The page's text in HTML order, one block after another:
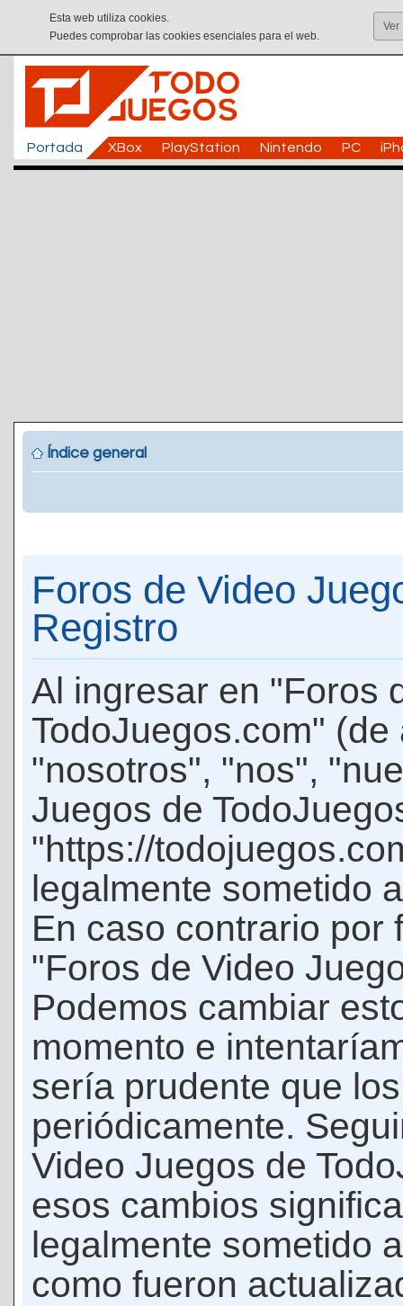
Esta web utiliza cookies.
Puedes comprobar las cookies esenciales para el web.
Ver
Portada XBox PlayStation Nintendo PC
Índice general
Foros de Video
Registro
Al ingresar en "Foros
TodoJuegos.com"
"nosotros", "nos",
Juegos de
"https://
legalmente sometido
En caso contrario por
"Foros de Video
Podemos cambiar
momento e
sería prudente que
periódicamente.
Video Juegos de
esos cambios
legalmente sometido
como fueron